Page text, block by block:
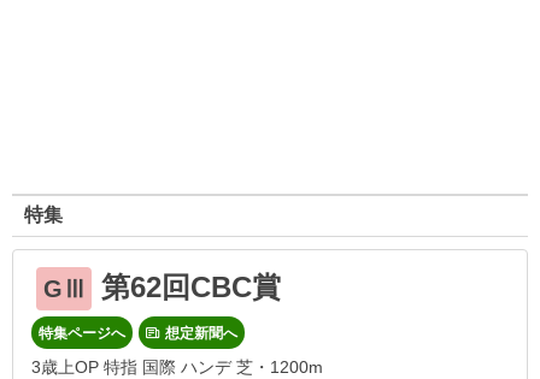
特集
GⅢ 第62回CBC賞
特集ページへ 想定新聞へ
3歳上OP 特指 国際 ハンデ 芝・1200m